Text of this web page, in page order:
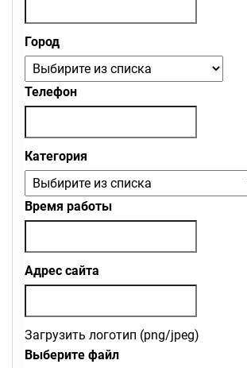
Город
Телефон
Категория
Время работы
Адрес сайта
Загрузить логотип (png/jpeg)
Выберите файл